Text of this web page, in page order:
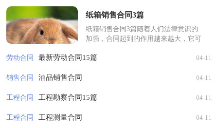
纸箱销售合同3篇
纸箱销售合同3篇随着人们法律意识的
加强，合同起到的作用越来越大，它可
法的合同书怎么写吗？下面是小编为
劳动合同 最新劳动合同15篇 04-11
销售合同 油品销售合同 04-11
工程合同 工程勘察合同15篇 04-11
工程合同 工程测量合同 04-11